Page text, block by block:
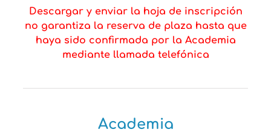
Descargar y enviar la hoja de inscripción
no garantiza la reserva de plaza hasta que
haya sido confirmada por la Academia
mediante llamada telefónica
Academia